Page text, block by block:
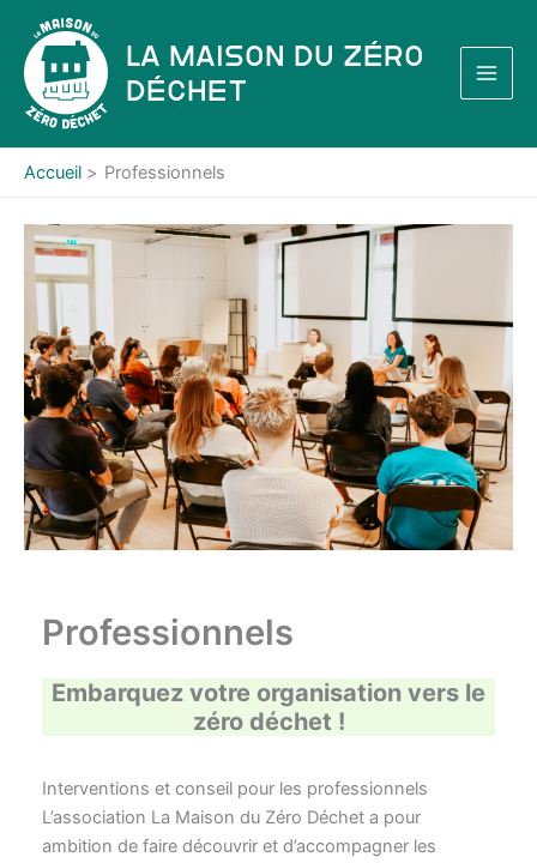
contenu
La Maison du Zéro
Déchet
Accueil Professionnels
Professionnels
Embarquez votre organisation vers le
zéro déchet !
Interventions et conseil pour les professionnels
L’association La Maison du Zéro Déchet a pour
ambition de faire découvrir et d’accompagner les